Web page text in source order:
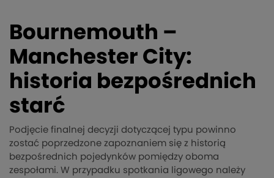
Bournemouth –
Manchester City:
historia bezpośrednich
starć
Podjęcie finalnej decyzji dotyczącej typu powinno
zostać poprzedzone zapoznaniem się z historią
bezpośrednich pojedynków pomiędzy oboma
zespołami. W przypadku spotkania ligowego należy